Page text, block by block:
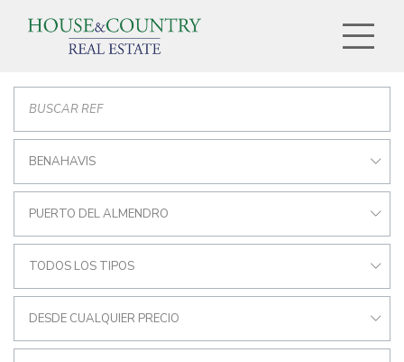
BENAHAVIS
PUERTO DEL ALMENDRO
TODOS LOS TIPOS
DESDE CUALQUIER PRECIO